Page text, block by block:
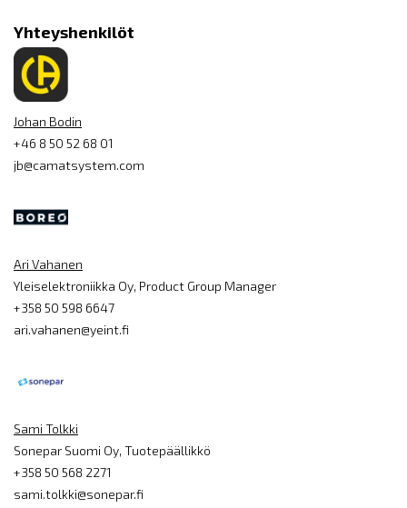
Yhteyshenkilöt
Johan Bodin
+46 8 50 52 68 01
jb@camatsystem.com
Ari Vahanen
Yleiselektroniikka Oy, Product Group Manager
+358 50 598 6647
ari.vahanen@yeint.fi
Sami Tolkki
Sonepar Suomi Oy, Tuotepäällikkö
+358 50 568 2271
sami.tolkki@sonepar.fi